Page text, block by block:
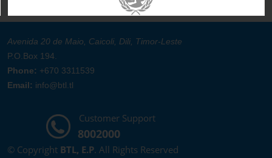
Avenida 20 de Maio, Caicoli, Dili, Timor-Leste
P.O.Box 194.
Phone: +670 3311539
Email: info@btl.tl
Customer Support
8002000
© Copyright BTL, E.P. All Rights Reserved